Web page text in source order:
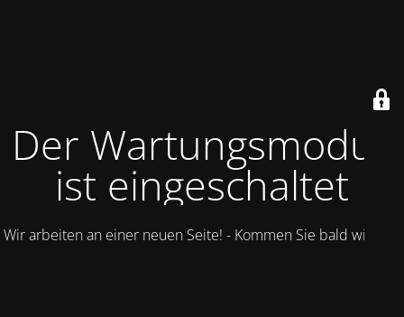
Der Wartungsmodus
ist eingeschaltet
Wir arbeiten an einer neuen Seite! - Kommen Sie bald wieder.